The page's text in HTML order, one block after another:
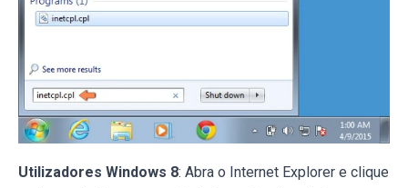
Utilizadores Windows 8: Abra o Internet Explorer e clique